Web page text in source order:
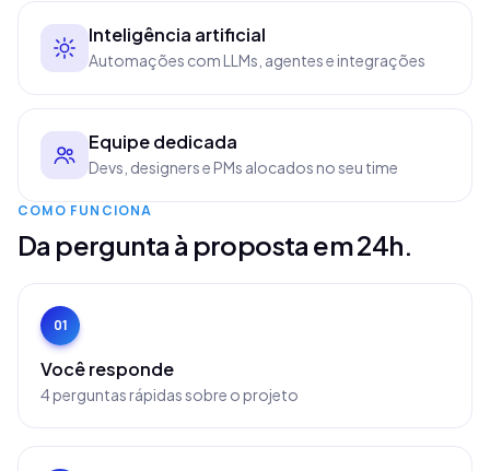
Jan
Inteligência artificial
Automações com LLMs, agentes e integrações
Equipe dedicada
Devs, designers e PMs alocados no seu time
COMO FUNCIONA
Da pergunta à proposta em 24h.
01
Você responde
4 perguntas rápidas sobre o projeto